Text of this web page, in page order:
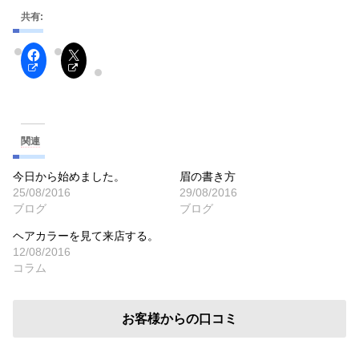
共有:
関連
今日から始めました。
25/08/2016
ブログ
眉の書き方
29/08/2016
ブログ
ヘアカラーを見て来店する。
12/08/2016
コラム
お客様からの口コミ